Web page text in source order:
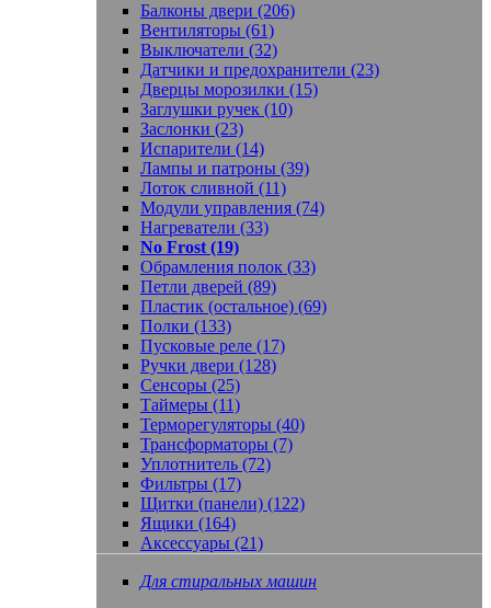
Балконы двери (206)
Вентиляторы (61)
Выключатели (32)
Датчики и предохранители (23)
Дверцы морозилки (15)
Заглушки ручек (10)
Заслонки (23)
Испарители (14)
Лампы и патроны (39)
Лоток сливной (11)
Модули управления (74)
Нагреватели (33)
No Frost (19)
Обрамления полок (33)
Петли дверей (89)
Пластик (остальное) (69)
Полки (133)
Пусковые реле (17)
Ручки двери (128)
Сенсоры (25)
Таймеры (11)
Терморегуляторы (40)
Трансформаторы (7)
Уплотнитель (72)
Фильтры (17)
Щитки (панели) (122)
Ящики (164)
Аксессуары (21)
Для стиральных машин